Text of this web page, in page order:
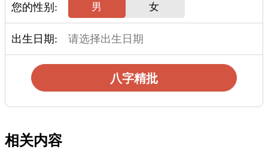
您的性别: 男 女
出生日期:
八字精批
相关内容